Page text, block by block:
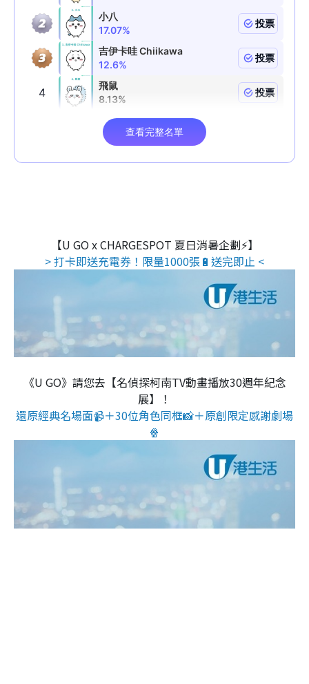
【U GO x CHARGESPOT 夏日消暑企劃⚡】
> 打卡即送充電券！限量1000張🔋送完即止 <
《U GO》請您去【名偵探柯南TV動畫播放30週年紀念
展】！
還原經典名場面📹＋30位角色同框📸＋原創限定感謝劇場
🍿